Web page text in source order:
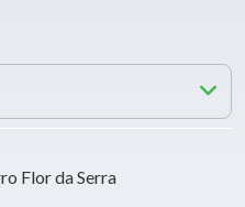
Flor da Serra